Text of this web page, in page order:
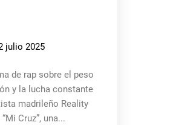
julio 2025
de rap sobre el peso
y la lucha constante
madrileño Reality
Cruz”, una...